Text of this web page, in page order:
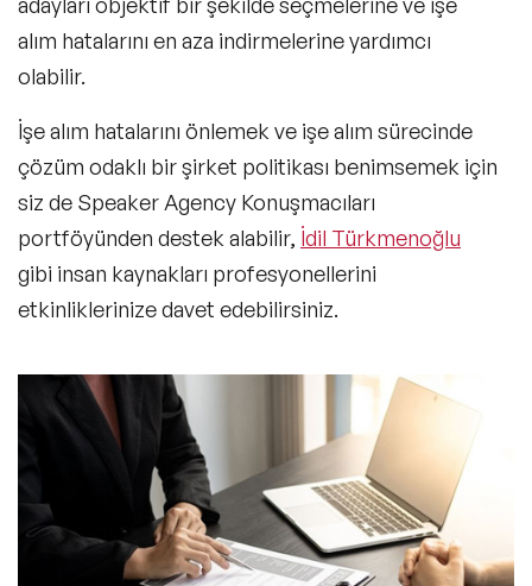
adayları objektif bir şekilde seçmelerine ve işe
alım hatalarını en aza indirmelerine yardımcı
olabilir.
İşe alım hatalarını önlemek ve işe alım sürecinde
çözüm odaklı bir şirket politikası benimsemek için
siz de Speaker Agency Konuşmacıları
portföyünden destek alabilir, İdil Türkmenoğlu
gibi insan kaynakları profesyonellerini
etkinliklerinize davet edebilirsiniz.